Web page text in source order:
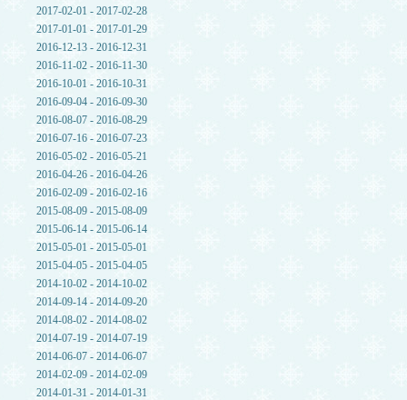
2017-02-01 - 2017-02-28
2017-01-01 - 2017-01-29
2016-12-13 - 2016-12-31
2016-11-02 - 2016-11-30
2016-10-01 - 2016-10-31
2016-09-04 - 2016-09-30
2016-08-07 - 2016-08-29
2016-07-16 - 2016-07-23
2016-05-02 - 2016-05-21
2016-04-26 - 2016-04-26
2016-02-09 - 2016-02-16
2015-08-09 - 2015-08-09
2015-06-14 - 2015-06-14
2015-05-01 - 2015-05-01
2015-04-05 - 2015-04-05
2014-10-02 - 2014-10-02
2014-09-14 - 2014-09-20
2014-08-02 - 2014-08-02
2014-07-19 - 2014-07-19
2014-06-07 - 2014-06-07
2014-02-09 - 2014-02-09
2014-01-31 - 2014-01-31